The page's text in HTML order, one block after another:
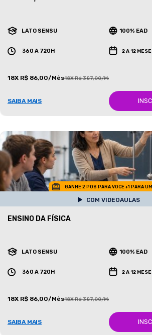
LATO SENSU 100% EAD
360 A 720H 2 A 12
18X R$ 86,00/Mês18X R$ 387,00/Mês
SAIBA MAIS
GANHE 2 POS PARA VOCE +1 PARA
COM VIDEOAULAS
ENSINO DA FÍSICA
LATO SENSU 100% EAD
360 A 720H 2 A 12
18X R$ 86,00/Mês18X R$ 387,00/Mês
SAIBA MAIS